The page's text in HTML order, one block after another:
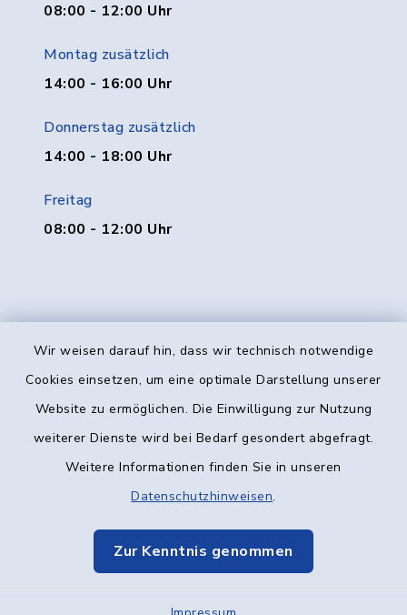
Wir weisen darauf hin, dass wir technisch notwendige
Cookies einsetzen, um eine optimale Darstellung unserer
Website zu ermöglichen. Die Einwilligung zur Nutzung
weiterer Dienste wird bei Bedarf gesondert abgefragt.
Weitere Informationen finden Sie in unseren
Datenschutzhinweisen.
Zur Kenntnis genommen
08:00 - 12:00 Uhr
Montag zusätzlich
14:00 - 16:00 Uhr
Donnerstag zusätzlich
14:00 - 18:00 Uhr
Freitag
08:00 - 12:00 Uhr
Kontakt
Datenschutz
Elektronische Kommunikation